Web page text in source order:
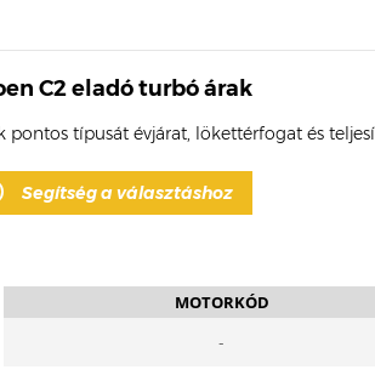
C2 eladó turbó árak
pontos típusát évjárat, lökettérfogat és
Segítség a választáshoz
MOTORKÓD
-